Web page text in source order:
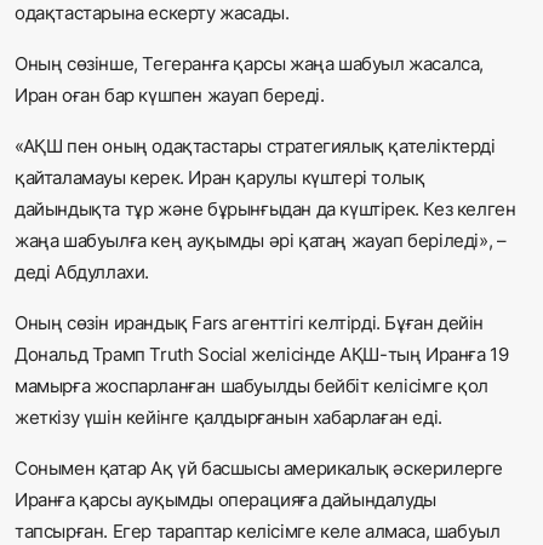
одақтастарына ескерту жасады.
Оның сөзінше, Тегеранға қарсы жаңа шабуыл жасалса,
Иран оған бар күшпен жауап береді.
«АҚШ пен оның одақтастары стратегиялық қателіктерді
қайталамауы керек. Иран қарулы күштері толық
дайындықта тұр және бұрынғыдан да күштірек. Кез келген
жаңа шабуылға кең ауқымды әрі қатаң жауап беріледі», –
деді Абдуллахи.
Оның сөзін ирандық Fars агенттігі келтірді. Бұған дейін
Дональд Трамп Truth Social желісінде АҚШ-тың Иранға 19
мамырға жоспарланған шабуылды бейбіт келісімге қол
жеткізу үшін кейінге қалдырғанын хабарлаған еді.
Сонымен қатар Ақ үй басшысы америкалық әскерилерге
Иранға қарсы ауқымды операцияға дайындалуды
тапсырған. Егер тараптар келісімге келе алмаса, шабуыл